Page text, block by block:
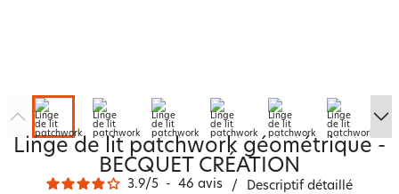
Linge de lit patchwork géométrique -
BECQUET CRÉATION
3.9/5 - 46 avis / Descriptif détaillé